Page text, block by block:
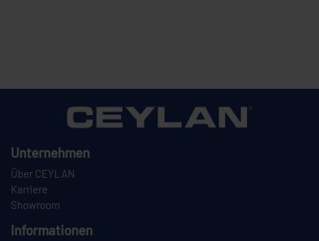
Unternehmen
Über CEYLAN
Karriere
Showroom
Informationen